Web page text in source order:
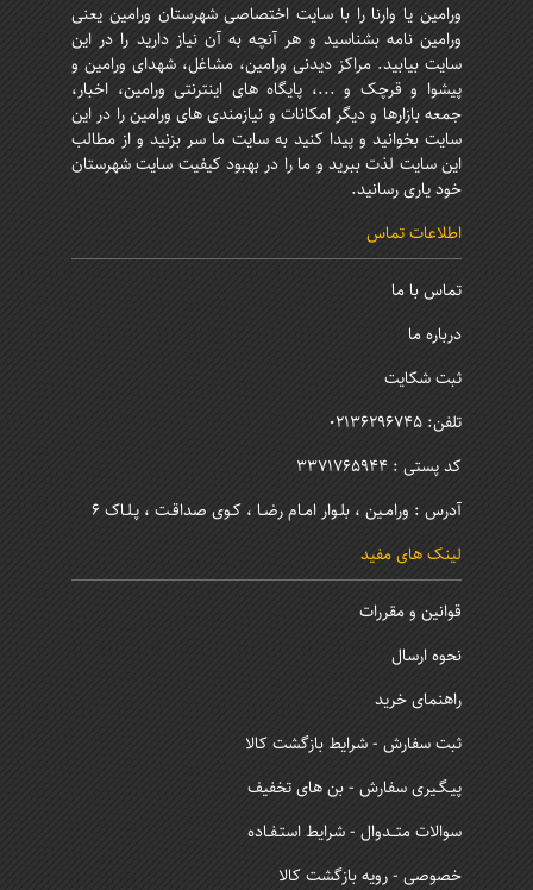
ورامین یا وارنا را با سایت اختصاصی شهرستان ورامین یعنی
ورامین نامه بشناسید و هر آنچه به آن نیاز دارید را در این
سایت بیابید. مراکز دیدنی ورامین، مشاغل، شهدای ورامین و
پیشوا و قرچک و ...، پایگاه های اینترنتی ورامین، اخبار،
جمعه بازارها و دیگر امکانات و نیازمندی های ورامین را در این
سایت بخوانید و پیدا کنید به سایت ما سر بزنید و از مطالب
این سایت لذت ببرید و ما را در بهبود کیفیت سایت شهرستان
خود یاری رسانید.
اطلاعات تماس
تماس با ما
درباره ما
ثبت شکایت
تلفن: 02136296745
کد پستی : 3371765944
آدرس : ورامـین ، بلـوار امـام رضـا ، کـوی صداقـت ، پـلـاک 6
لینک های مفید
قوانین و مقررات
نحوه ارسال
راهنمای خرید
ثبت سفارش - شرایط بازگشت کالا
پیـگـیری سفارش - بن های تخفیف
سوالات متــدوال - شرایط استـفـاده
خصوصی - رویه بازگشت کالا